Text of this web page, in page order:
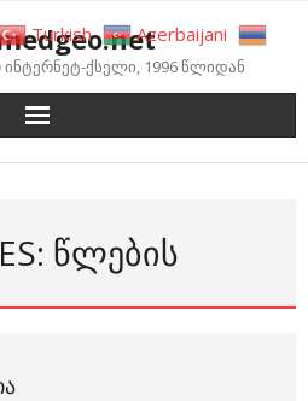
ქსელი, 1996 წლიდან
ᲬᲚᲔᲑᲘᲡ
Turkish
Azerbaijani